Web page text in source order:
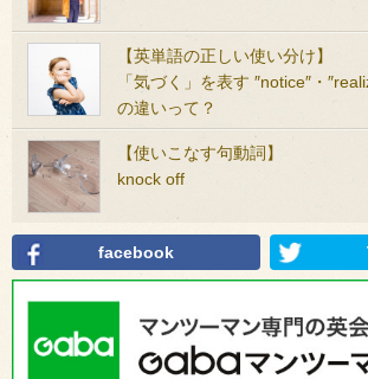
【英単語の正しい使い分け】
「気づく」を表す ″notice″・
の違いって？
【使いこなす句動詞】
knock off
facebook